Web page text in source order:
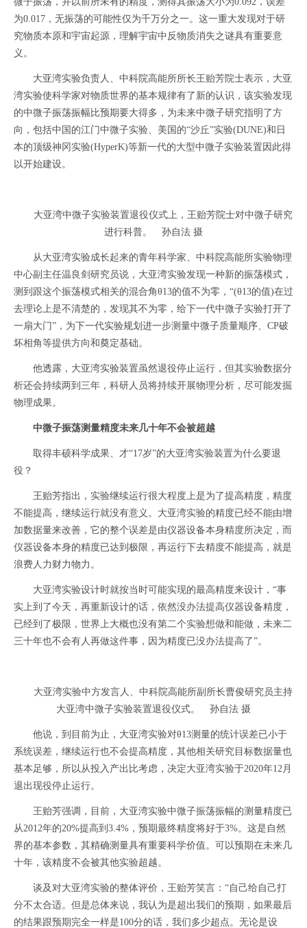
为0.017，无振荡的可能性仅为千万分之一。这一重大发现对于研
究物质本原和宇宙起源，理解宇宙中反物质消失之谜具有重要意
义。
大亚湾实验负责人、中科院高能所所长王贻芳院士表示，大亚
湾实验使科学家对物质世界的基本规律有了新的认识，该实验发现
的中微子振荡振幅比预期要大得多，为未来中微子研究指明了方
向，包括中国的江门中微子实验、美国的“沙丘”实验(DUNE)和日
本的顶级神冈实验(HyperK)等新一代的大型中微子实验装置因此得
以开始建设。
大亚湾中微子实验装置退役仪式上，王贻芳院士对中微子研究
进行科普。 孙自法 摄
从大亚湾实验成长起来的青年科学家、中科院高能所实验物理
中心副主任温良剑研究员说，大亚湾实验发现一种新的振荡模式，
测到跟这个振荡模式相关的混合角θ13的值不为零，“(θ13的值)在过
去理论上是不清楚的，发现其不为零，给下一代中微子实验打开了
一扇大门”，为下一代实验规划进一步测量中微子质量顺序、CP破
坏相角等提供方向和奠定基础。
他透露，大亚湾实验装置虽然退役停止运行，但其实验数据分
析还会持续两到三年，科研人员将持续开展物理分析，尽可能发掘
物理成果。
中微子振荡测量精度未来几十年不会被超越
取得丰硕科学成果、才“17岁”的大亚湾实验装置为什么要退
役？
王贻芳指出，实验继续运行很大程度上是为了提高精度，精度
不能提高，继续运行就没有意义。大亚湾实验的精度已经不能由增
加数据量来改善，它的整个误差是由仪器设备本身精度所决定，而
仪器设备本身的精度已达到极限，再运行下去精度不能提高，就是
浪费人力财力物力。
大亚湾实验设计时就按当时可能实现的最高精度来设计，“事
实上到了今天，再重新设计的话，依然没办法提高仪器设备精度，
已经到了极限，世界上大概也没有第二个实验想做和能做，未来二
三十年也不会有人再做这件事，因为精度已没办法提高了”。
大亚湾实验中方发言人、中科院高能所副所长曹俊研究员主持
大亚湾中微子实验装置退役仪式。 孙自法 摄
他说，到目前为止，大亚湾实验对θ13测量的统计误差已小于
系统误差，继续运行也不会提高精度，其他相关研究目标数据量也
基本足够，所以从投入产出比考虑，决定大亚湾实验于2020年12月
退出现役停止运行。
王贻芳强调，目前，大亚湾实验中微子振荡振幅的测量精度已
从2012年的20%提高到3.4%，预期最终精度将好于3%。这是自然
界的基本参数，其精确测量具有重要科学价值。可以预期在未来几
十年，该精度不会被其他实验超越。
谈及对大亚湾实验的整体评价，王贻芳笑言：“自己给自己打
分不太合适。但是总体来说，我认为是超出我们的预期，如果最后
的结果跟预期完全一样是100分的话，我们多少超点。无论是设